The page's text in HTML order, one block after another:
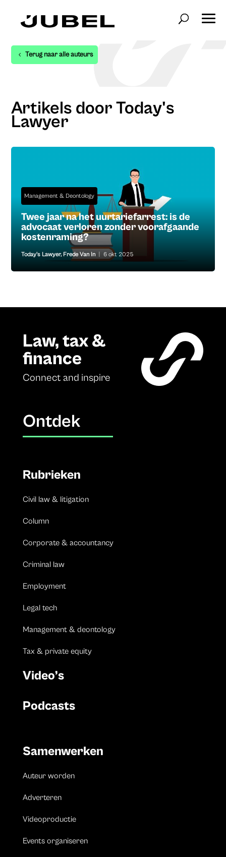
Terug naar alle auteurs
Artikels door Today's
Lawyer
Management & Deontology
Twee jaar na het uurtariefarrest: is de
advocaat verloren zonder voorafgaande
kostenraming?
Today's Lawyer, Frede Van In 6 okt 2025
Law, tax &
finance
Connect and inspire
Ontdek
Rubrieken
Civil law & litigation
Column
Corporate & accountancy
Criminal law
Employment
Legal tech
Management & deontology
Tax & private equity
Video’s
Podcasts
Samenwerken
Auteur worden
Adverteren
Videoproductie
Events organiseren